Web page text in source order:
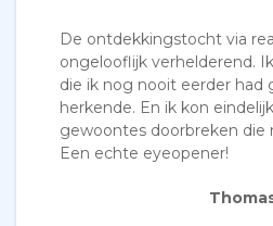
De ontdekkingstocht via
ongelooflijk verhelderend.
die ik nog nooit eerder had
herkende. En ik kon
gewoontes doorbreken die
Een echte eyeopener!